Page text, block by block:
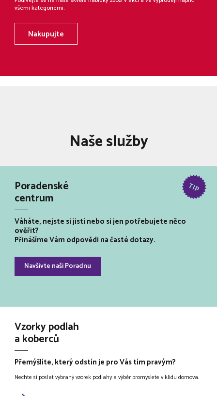
všemi kategoriemi.
Nakupujte
Naše služby
Poradenské
centrum
Váháte, nejste si jistí nebo si jen potřebujete něco
ověřit?
Přinášíme Vám odpovědi na časté dotazy.
Navšivte naši Poradnu
Vzorky podlah
a koberců
Přemýšlíte, který odstín je pro Vás tím pravým?
Nechte si poslat vybraný vzorek podlahy a výběr promyslete v klidu domova.